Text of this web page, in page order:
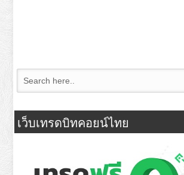
เว็บเทรดบิทคอยน์ไทย